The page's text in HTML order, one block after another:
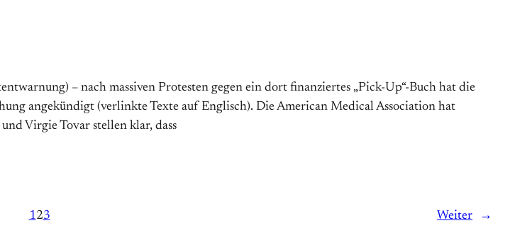
– nach massiven Protesten gegen ein dort finanziertes „Pick-Up“-Buch hat die
angekündigt (verlinkte Texte auf Englisch). Die American Medical Association hat
Virgie Tovar stellen klar, dass
123 Weiter →